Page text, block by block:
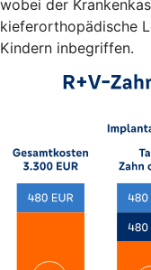
wobei der
kieferorthopädische
Kindern inbegriffen.